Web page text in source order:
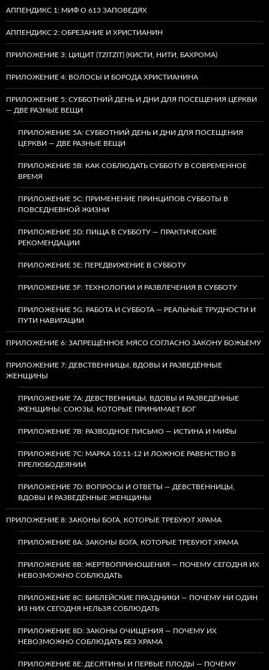
АППЕНДИКС 1: МИФ О 613 ЗАПОВЕДЯХ
АППЕНДИКС 2: ОБРЕЗАНИЕ И ХРИСТИАНИН
ПРИЛОЖЕНИЕ 3: ЦИЦИТ (TZITZIT) (КИСТИ, НИТИ, БАХРОМА)
ПРИЛОЖЕНИЕ 4: ВОЛОСЫ И БОРОДА ХРИСТИАНИНА
ПРИЛОЖЕНИЕ 5: СУББОТНИЙ ДЕНЬ И ДНИ ДЛЯ ПОСЕЩЕНИЯ ЦЕРКВИ
— ДВЕ РАЗНЫЕ ВЕЩИ
ПРИЛОЖЕНИЕ 5A: СУББОТНИЙ ДЕНЬ И ДНИ ДЛЯ ПОСЕЩЕНИЯ
ЦЕРКВИ — ДВЕ РАЗНЫЕ ВЕЩИ
ПРИЛОЖЕНИЕ 5B: КАК СОБЛЮДАТЬ СУББОТУ В СОВРЕМЕННОЕ
ВРЕМЯ
ПРИЛОЖЕНИЕ 5C: ПРИМЕНЕНИЕ ПРИНЦИПОВ СУББОТЫ В
ПОВСЕДНЕВНОЙ ЖИЗНИ
ПРИЛОЖЕНИЕ 5D: ПИЩА В СУББОТУ — ПРАКТИЧЕСКИЕ
РЕКОМЕНДАЦИИ
ПРИЛОЖЕНИЕ 5E: ПЕРЕДВИЖЕНИЕ В СУББОТУ
ПРИЛОЖЕНИЕ 5F: ТЕХНОЛОГИИ И РАЗВЛЕЧЕНИЯ В СУББОТУ
ПРИЛОЖЕНИЕ 5G: РАБОТА И СУББОТА — РЕАЛЬНЫЕ ТРУДНОСТИ И
ПУТИ НАВИГАЦИИ
ПРИЛОЖЕНИЕ 6: ЗАПРЕЩЁННОЕ МЯСО СОГЛАСНО ЗАКОНУ БОЖЬЕМУ
ПРИЛОЖЕНИЕ 7: ДЕВСТВЕННИЦЫ, ВДОВЫ И РАЗВЕДЁННЫЕ
ЖЕНЩИНЫ
ПРИЛОЖЕНИЕ 7А: ДЕВСТВЕННИЦЫ, ВДОВЫ И РАЗВЕДЁННЫЕ
ЖЕНЩИНЫ: СОЮЗЫ, КОТОРЫЕ ПРИНИМАЕТ БОГ
ПРИЛОЖЕНИЕ 7B: РАЗВОДНОЕ ПИСЬМО — ИСТИНА И МИФЫ
ПРИЛОЖЕНИЕ 7C: МАРКА 10:11-12 И ЛОЖНОЕ РАВЕНСТВО В
ПРЕЛЮБОДЕЯНИИ
ПРИЛОЖЕНИЕ 7D: ВОПРОСЫ И ОТВЕТЫ — ДЕВСТВЕННИЦЫ,
ВДОВЫ И РАЗВЕДЁННЫЕ ЖЕНЩИНЫ
ПРИЛОЖЕНИЕ 8: ЗАКОНЫ БОГА, КОТОРЫЕ ТРЕБУЮТ ХРАМА
ПРИЛОЖЕНИЕ 8A: ЗАКОНЫ БОГА, КОТОРЫЕ ТРЕБУЮТ ХРАМА
ПРИЛОЖЕНИЕ 8B: ЖЕРТВОПРИНОШЕНИЯ — ПОЧЕМУ СЕГОДНЯ ИХ
НЕВОЗМОЖНО СОБЛЮДАТЬ
ПРИЛОЖЕНИЕ 8C: БИБЛЕЙСКИЕ ПРАЗДНИКИ — ПОЧЕМУ НИ ОДИН
ИЗ НИХ СЕГОДНЯ НЕЛЬЗЯ СОБЛЮДАТЬ
ПРИЛОЖЕНИЕ 8D: ЗАКОНЫ ОЧИЩЕНИЯ — ПОЧЕМУ ИХ
НЕВОЗМОЖНО СОБЛЮДАТЬ БЕЗ ХРАМА
ПРИЛОЖЕНИЕ 8E: ДЕСЯТИНЫ И ПЕРВЫЕ ПЛОДЫ — ПОЧЕМУ